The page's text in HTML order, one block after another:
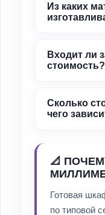
Из каких
Входит ли
стоимость?
Сколько
чего
📐
Готовая
по типовой